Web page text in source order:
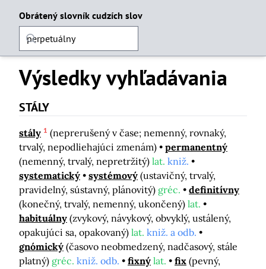
Obrátený slovník cudzích slov
Výsledky vyhľadávania
STÁLY
stály 1 (neprerušený v čase; nemenný, rovnaký,
trvalý, nepodliehajúci zmenám)
permanentný
(nemenný, trvalý, nepretržitý) lat. kniž.
systematický
systémový (ustavičný, trvalý,
pravidelný, sústavný, plánovitý) gréc.
definitívny
(konečný, trvalý, nemenný, ukončený) lat.
habituálny (zvykový, návykový, obvyklý, ustálený,
opakujúci sa, opakovaný) lat. kniž. a odb.
gnómický (časovo neobmedzený, nadčasový, stále
platný) gréc. kniž. odb. fixný lat. fix (pevný,